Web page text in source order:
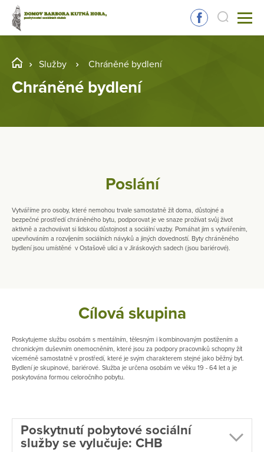
Služby Chráněné bydlení
Chráněné bydlení
Poslání
Vytváříme pro osoby, které nemohou trvale samostatně žít doma, důstojné a
bezpečné prostředí chráněného bytu, podporovat je ve snaze prožívat svůj život
aktivně a zachovávat si lidskou důstojnost a sociální vazby. Pomáhat jim s vytvářením,
upevňováním a rozvíjením sociálních návyků a jiných dovedností. Byty chráněného
bydlení jsou umístěné v Ostašově ulici a v Jiráskových sadech (jsou bariérové).
Cílová skupina
Poskytujeme službu osobám s mentálním, tělesným i kombinovaným postižením a
chronickým duševním onemocněním, které jsou za podpory pracovníků schopny žít
víceméně samostatně v prostředí, které je svým charakterem stejné jako běžný byt.
Bydlení je skupinové, bariérové. Služba je určena osobám ve věku 19 - 64 let a je
poskytována formou celoročního pobytu.
Poskytnutí pobytové sociální
služby se vylučuje: CHB